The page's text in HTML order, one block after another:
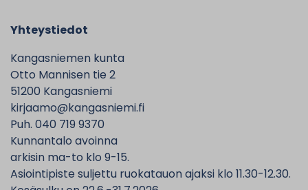
Yhteystiedot
Kangasniemen kunta
Otto Mannisen tie 2
51200 Kangasniemi
kirjaamo@kangasniemi.fi
Puh. 040 719 9370
Kunnantalo avoinna
arkisin ma-to klo 9-15.
Asiointipiste suljettu ruokatauon ajaksi klo 11.30-12.30.